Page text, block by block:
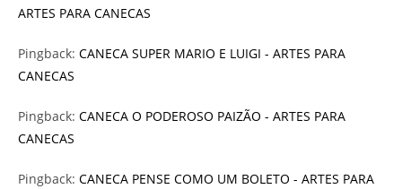
ARTES PARA CANECAS
Pingback: CANECA SUPER MARIO E LUIGI - ARTES PARA
CANECAS
Pingback: CANECA O PODEROSO PAIZÃO - ARTES PARA
CANECAS
Pingback: CANECA PENSE COMO UM BOLETO - ARTES PARA